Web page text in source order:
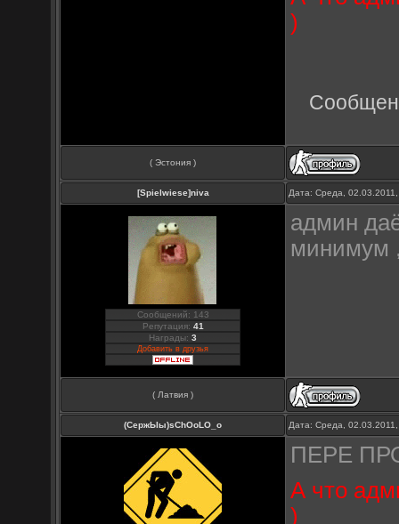
)
( Эстония )
[Spielwiese]niva Дата: Среда,
Сообщений: 143
Репутация: 41
Награды:3
Добавить в друзья
админ
минимум
( Латвия )
(СержЫы)sChOoLO_o Дата: Среда,
ПЕРЕ
А что
)